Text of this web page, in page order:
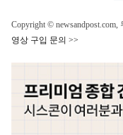
Copyright ©
영상 구입 문의 >>